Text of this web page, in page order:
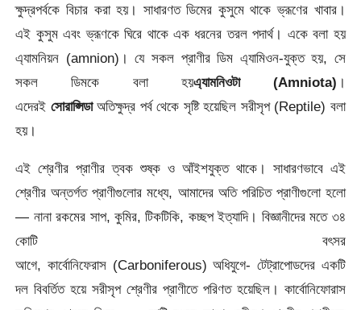
ক্ষুদ্রপর্বকে বিচার করা হয়। সাধারণত ডিমের কুসুমে থাকে ভ্রূণের খাবার।
এই কুসুম এবং ভ্রূণকে ঘিরে থাকে এক ধরনের তরল পদার্থ। একে বলা হয়
এ্যামনিয়ন (amnion)। যে সকল প্রাণীর ডিম এ্যামিওন-যুক্ত হয়, সে
সকল ডিমকে বলা হয়এ্যামনিওটা (Amniota) ।
এদেরই সোরাপ্সিডাঅতিক্ষুদ্র পর্ব থেকে সৃষ্টি হয়েছিল সরীসৃপ (Reptile) বলা
হয়।
এই শ্রেণীর প্রাণীর ত্বক শুষ্ক ও আঁইশযুক্ত থাকে। সাধারণভাবে এই
শ্রেণীর অন্তর্গত প্রাণীগুলোর মধ্যে, আমাদের অতি পরিচিত প্রাণীগুলো হলো
— নানা রকমের সাপ, কুমির, টিকটিকি, কচ্ছপ ইত্যাদি। বিজ্ঞানীদের মতে ৩৪
কোটি বৎসর
আগে, কার্বোনিফেরাস (Carboniferous) অধিযুগে- টেট্রাপোডদের একটি
দল বিবর্তিত হয়ে সরীসৃপ শ্রেণীর প্রাণীতে পরিণত হয়েছিল। কার্বোনিফোরাস